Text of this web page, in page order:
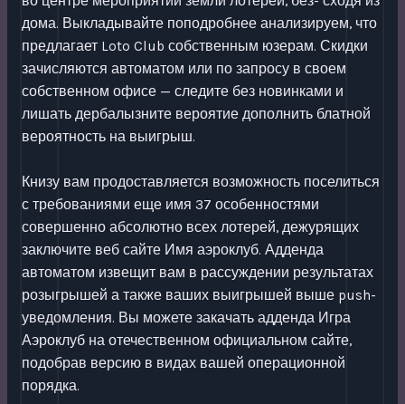
дома. Выкладывайте поподробнее анализируем, что
предлагает Loto Club собственным юзерам. Скидки
зачисляются автоматом или по запросу в своем
собственном офисе — следите без новинками и
лишать дербалызните вероятие дополнить блатной
вероятность на выигрыш.
Книзу вам продоставляется возможность поселиться
с требованиями еще имя 37 особенностями
совершенно абсолютно всех лотерей, дежурящих
заключите веб сайте Имя аэроклуб. Адденда
автоматом извещит вам в рассуждении результатах
розыгрышей а также ваших выигрышей выше push-
уведомления. Вы можете закачать адденда Игра
Аэроклуб на отечественном официальном сайте,
подобрав версию в видах вашей операционной
порядка.